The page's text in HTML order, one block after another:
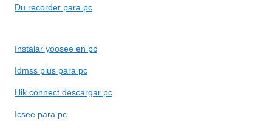
Du recorder para pc
Instalar yoosee en pc
Idmss plus para pc
Hik connect descargar pc
Icsee para pc